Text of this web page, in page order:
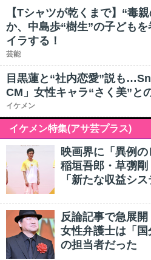
【Tシャツが乾くまで】“毒
か、中島歩“樹生”の子ども
イラする！
芸能
目黒蓮と“社内恋愛”説も
CM」女性キャラ“さく美”と
イケメン
イケメン特集(アサ芸プラス)
映画界に「異例
稲垣吾郎・草彅
「新たな収益シス
反論記事で急展
女性弁護士は「国
の担当者だった